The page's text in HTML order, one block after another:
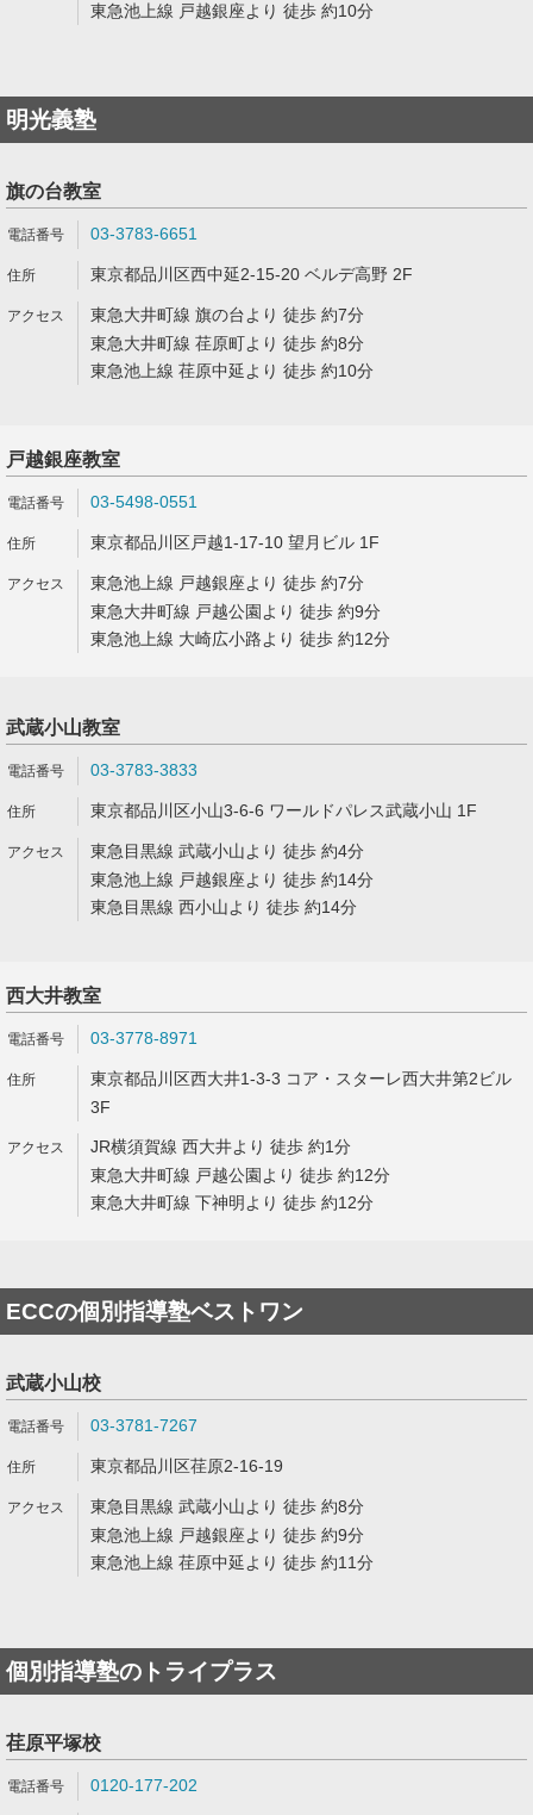
東急池上線 戸越銀座より 徒歩 約10分
明光義塾
旗の台教室
03-3783-6651
東京都品川区西中延2-15-20 ベルデ高野 2F
東急大井町線 旗の台より 徒歩 約7分
東急大井町線 荏原町より 徒歩 約8分
東急池上線 荏原中延より 徒歩 約10分
戸越銀座教室
03-5498-0551
東京都品川区戸越1-17-10 望月ビル 1F
東急池上線 戸越銀座より 徒歩 約7分
東急大井町線 戸越公園より 徒歩 約9分
東急池上線 大崎広小路より 徒歩 約12分
武蔵小山教室
03-3783-3833
東京都品川区小山3-6-6 ワールドパレス武蔵小山 1F
東急目黒線 武蔵小山より 徒歩 約4分
東急池上線 戸越銀座より 徒歩 約14分
東急目黒線 西小山より 徒歩 約14分
西大井教室
03-3778-8971
東京都品川区西大井1-3-3 コア・スターレ西大井第2ビル
3F
JR横須賀線 西大井より 徒歩 約1分
東急大井町線 戸越公園より 徒歩 約12分
東急大井町線 下神明より 徒歩 約12分
ECCの個別指導塾ベストワン
武蔵小山校
03-3781-7267
東京都品川区荏原2-16-19
東急目黒線 武蔵小山より 徒歩 約8分
東急池上線 戸越銀座より 徒歩 約9分
東急池上線 荏原中延より 徒歩 約11分
個別指導塾のトライプラス
荏原平塚校
0120-177-202